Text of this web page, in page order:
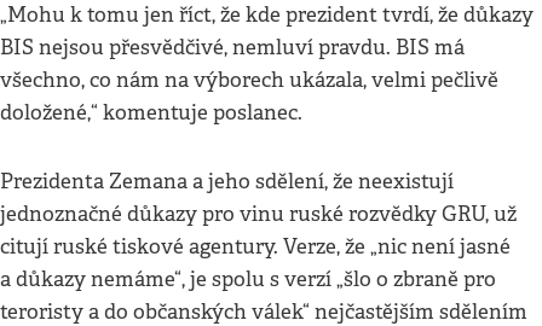
„Mohu k tomu jen říct, že kde prezident tvrdí, že důkazy
BIS nejsou přesvědčivé, nemluví pravdu. BIS má
všechno, co nám na výborech ukázala, velmi pečlivě
doložené,“ komentuje poslanec.
Prezidenta Zemana a jeho sdělení, že neexistují
jednoznačné důkazy pro vinu ruské rozvědky GRU, už
citují ruské tiskové agentury. Verze, že „nic není jasné
a důkazy nemáme“, je spolu s verzí „šlo o zbraně pro
teroristy a do občanských válek“ nejčastějším sdělením